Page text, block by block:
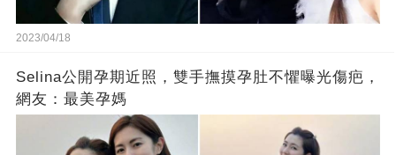
2023/04/18
Selina公開孕期近照，雙手撫摸孕肚不懼曝光傷疤，
網友：最美孕媽